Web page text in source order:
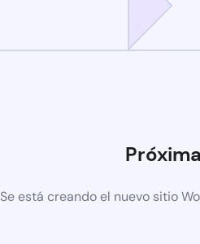
Se está creando el nuevo sitio